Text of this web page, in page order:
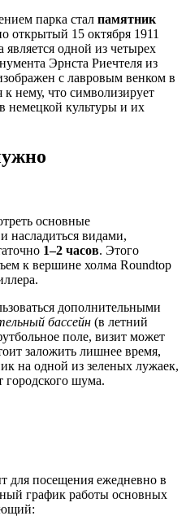
парка стал памятник
открытый 15 октября 1911
является одной из четырех
Эрнста Риечтеля из
с лавровым венком в
нему, что символизирует
немецкой культуры и их
основные
насладиться видами,
1–2 часов. Этого
к вершине холма Roundtop
дополнительными
бассейн (в летний
поле, визит может
заложить лишнее время,
на одной из зеленых лужаек,
городского шума.
для посещения ежедневно в
график работы основных